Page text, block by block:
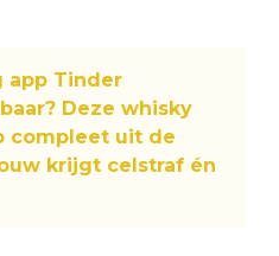
app Tinder
Deze whisky
compleet uit de
krijgt celstraf én